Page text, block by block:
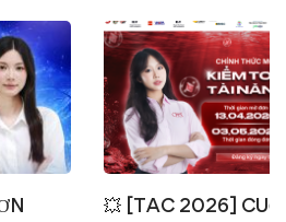
💥 [TAC 2026]